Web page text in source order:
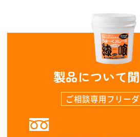
製品について
ご相談専用フリー
0120-